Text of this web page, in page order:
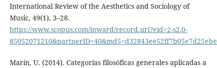
International Review of the Aesthetics and Sociology of
Music, 49(1), 3–28.
https://www.scopus.com/inward/record.uri?eid=2-s2.0-
Marín, U. (2014). Categorías filosóficas generales aplicadas a